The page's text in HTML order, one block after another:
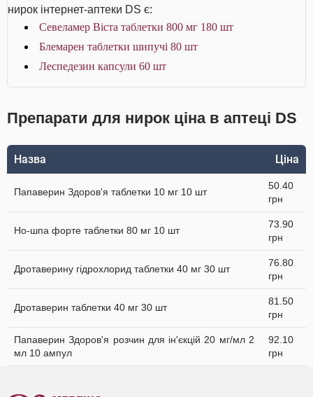
нирок інтернет-аптеки DS є:
Севеламер Віста таблетки 800 мг 180 шт
Блемарен таблетки шипучі 80 шт
Леспедезин капсули 60 шт
Препарати для нирок ціна в аптеці DS
Назва Ціна
Папаверин Здоров'я таблетки 10 мг 10 шт
50.40
грн
Но-шпа форте таблетки 80 мг 10 шт
73.90
грн
Дротаверину гідрохлорид таблетки 40 мг 30 шт
76.80
грн
Дротаверин таблетки 40 мг 30 шт
81.50
грн
Папаверин Здоров'я розчин для ін'єкцій 20 мг/мл 2
мл 10 ампул
92.10
грн